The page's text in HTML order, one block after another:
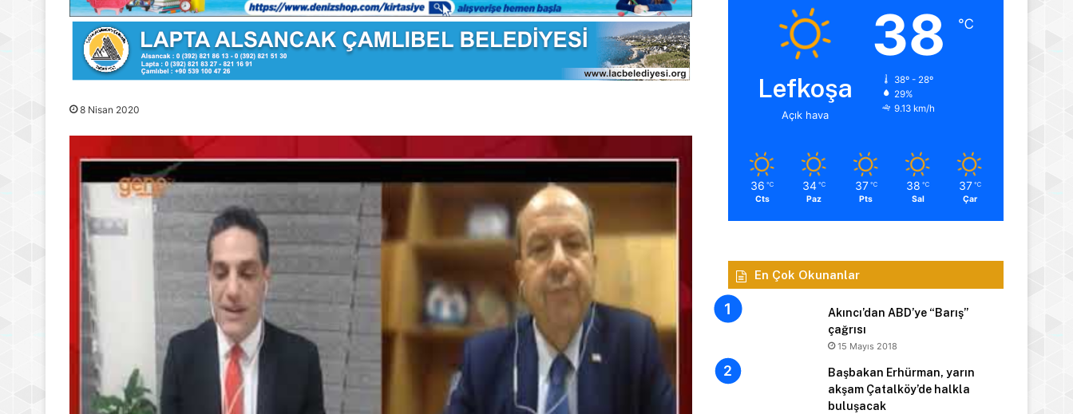
8 Nisan 2020
Lefkoşa
Açık hava
38 ℃
38º - 28º
29%
9.13 km/h
36 ℃
Cts
34 ℃
Paz
37 ℃
Pts
38 ℃
Sal
37 ℃
Çar
En Çok Okunanlar
Akıncı’dan ABD’ye “Barış”
çağrısı
15 Mayıs 2018
Başbakan Erhürman, yarın
akşam Çatalköy’de halkla
buluşacak